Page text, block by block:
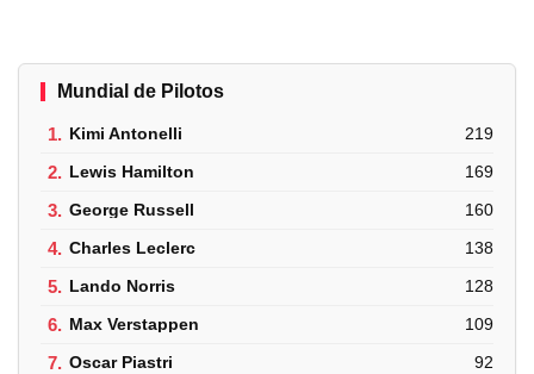
Mundial de Pilotos
1. Kimi Antonelli 219
2. Lewis Hamilton 169
3. George Russell 160
4. Charles Leclerc 138
5. Lando Norris 128
6. Max Verstappen 109
7. Oscar Piastri 92